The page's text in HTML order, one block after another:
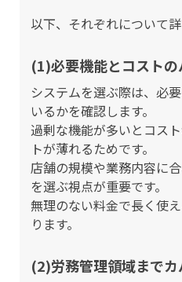
以下、それぞれについて
(1)必要機能とコスト
システムを選ぶ際は、必
いるかを確認します。
過剰な機能が多いとコス
トが薄れるためです。
店舗の規模や業務内容に
を選ぶ視点が重要です。
無理のない料金で長く使
ります。
(2)労務管理領域まで